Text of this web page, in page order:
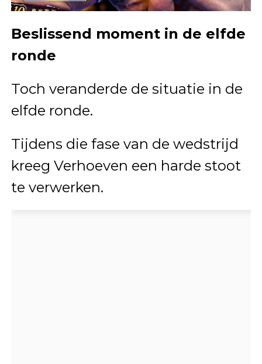
Beslissend moment in de elfde
ronde
Toch veranderde de situatie in de
elfde ronde.
Tijdens die fase van de wedstrijd
kreeg Verhoeven een harde stoot
te verwerken.